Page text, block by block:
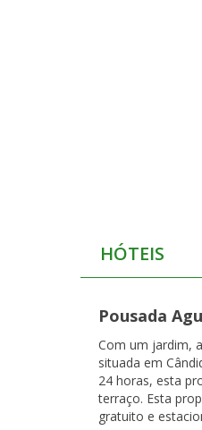
HÓTEIS
Pousada
Com um jardim,
situada em
24 horas, esta
terraço. Esta
gratuito e